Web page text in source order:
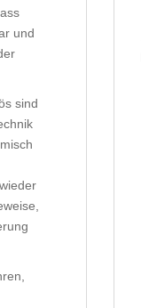
und
sind